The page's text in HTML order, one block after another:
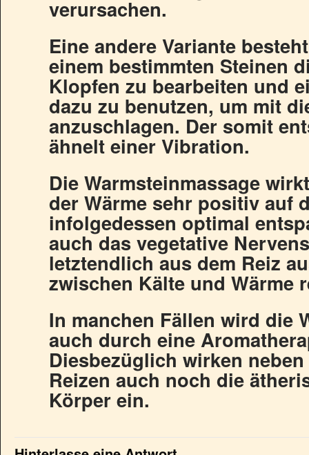
verursachen.
Eine andere Variante
einem bestimmten Steinen
Klopfen zu bearbeiten und
dazu zu benutzen, um mit
anzuschlagen. Der somit
ähnelt einer Vibration.
Die Warmsteinmassage
der Wärme sehr positiv auf
infolgedessen optimal
auch das vegetative
letztendlich aus dem Reiz
zwischen Kälte und Wärme
In manchen Fällen wird die
auch durch eine
Diesbezüglich wirken
Reizen auch noch die
Körper ein.